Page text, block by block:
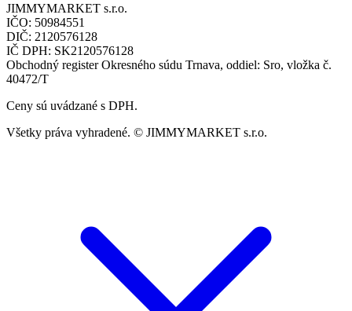
JIMMYMARKET s.r.o.
IČO: 50984551
DIČ: 2120576128
IČ DPH: SK2120576128
Obchodný register Okresného súdu Trnava, oddiel: Sro, vložka č.
40472/T
Ceny sú uvádzané s DPH.
Všetky práva vyhradené. © JIMMYMARKET s.r.o.